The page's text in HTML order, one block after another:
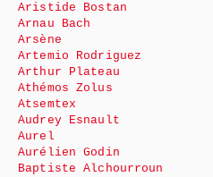
Aristide Bostan
Arnau Bach
Arsène
Artemio Rodriguez
Arthur Plateau
Athémos Zolus
Atsemtex
Audrey Esnault
Aurel
Aurélien Godin
Baptiste Alchourroun